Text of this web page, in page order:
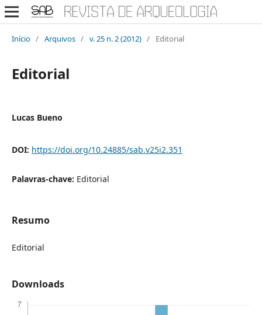
Início / Arquivos / v. 25 n. 2 (2012) / Editorial
Editorial
Lucas Bueno
DOI: https://doi.org/10.24885/sab.v25i2.351
Palavras-chave: Editorial
Resumo
Editorial
Downloads